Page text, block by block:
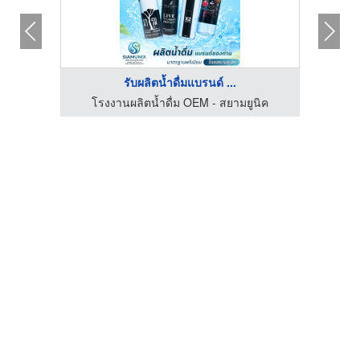
รับผลิตน้ำดื่มแบรนด์ ...
โรงงานผลิตน้ำดื่ม OEM - สยามยูนิค